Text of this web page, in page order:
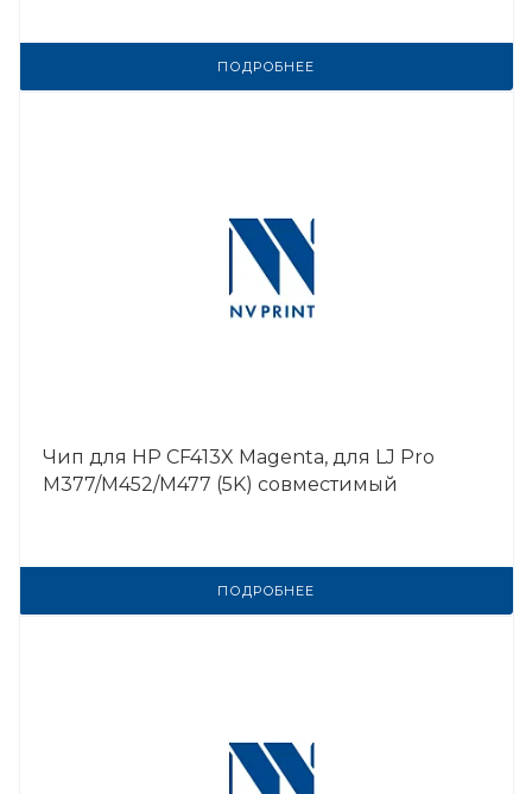
ПОДРОБНЕЕ
Чип для HP CF413X Magenta, для LJ Pro
M377/M452/M477 (5K) совместимый
ПОДРОБНЕЕ